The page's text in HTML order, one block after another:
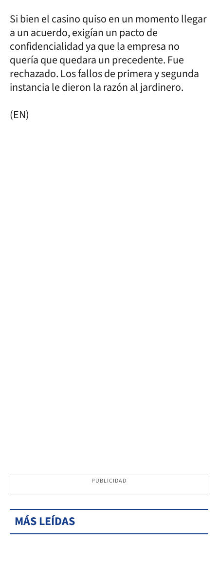
Si bien el casino quiso en un momento llegar
a un acuerdo, exigían un pacto de
confidencialidad ya que la empresa no
quería que quedara un precedente. Fue
rechazado. Los fallos de primera y segunda
instancia le dieron la razón al jardinero.
(EN)
PUBLICIDAD
MÁS LEÍDAS